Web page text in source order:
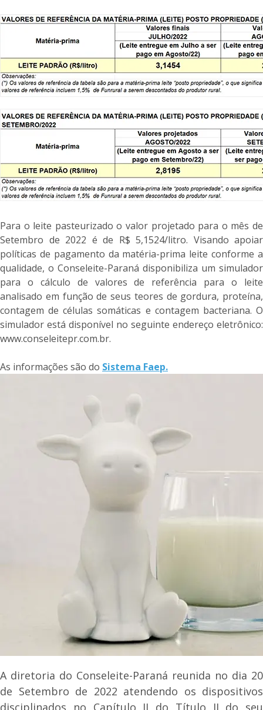
Para o leite pasteurizado o valor projetado para o mês de
Setembro de 2022 é de R$ 5,1524/litro. Visando apoiar
políticas de pagamento da matéria-prima leite conforme a
qualidade, o Conseleite-Paraná disponibiliza um simulador
para o cálculo de valores de referência para o leite
analisado em função de seus teores de gordura, proteína,
contagem de células somáticas e contagem bacteriana. O
simulador está disponível no seguinte endereço eletrônico:
www.conseleitepr.com.br.
As informações são do Sistema Faep.
A diretoria do Conseleite-Paraná reunida no dia 20
de Setembro de 2022 atendendo os dispositivos
disciplinados no Capítulo II do Título II do seu